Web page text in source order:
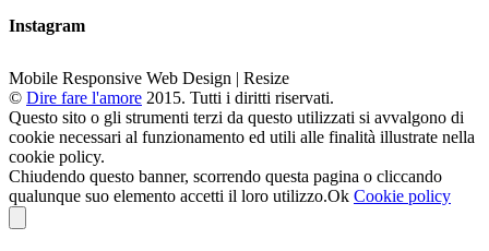
Instagram
Mobile Responsive Web Design | Resize
© Dire fare l'amore 2015. Tutti i diritti riservati.
Questo sito o gli strumenti terzi da questo utilizzati si avvalgono di
cookie necessari al funzionamento ed utili alle finalità illustrate nella
cookie policy.
Chiudendo questo banner, scorrendo questa pagina o cliccando
qualunque suo elemento accetti il loro utilizzo.Ok Cookie policy